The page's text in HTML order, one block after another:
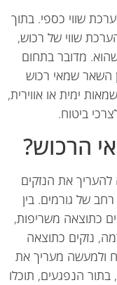
כספי. בתוך
שווי של רכוש,
מדובר בתחום
שמאי רכוש
או אווירית,
ביטוח.
את הנזקים
גורמים. בין
משריפות,
כתוצאה
מעריך את
הנפגעים, תוכלו